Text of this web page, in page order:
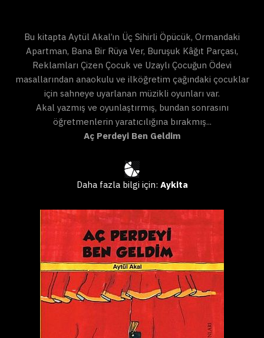
Bu kitapta Aytül Akal’ın Üç Sihirli Öpücük, Ormandaki
Apartman, Bana Bir Rüya Ver, Buruşuk Kâğıt Parçası,
Reklamları Çizen Çocuk ve Uzaylı Çocuğun Ödevi
masallarından anaokulu ve ilköğretim çağındaki çocuklar
için sahneye uyarlanan müzikli oyunları var.
Akal yazmış ve oyunlaştırmış, bundan sonrasını
öğretmenlerin yaratıcılığına bırakmış...
Aç Perdeyi Ben Geldim
Daha fazla bilgi için: Aykita